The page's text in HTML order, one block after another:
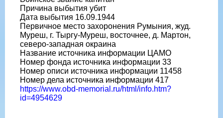
Причина выбытия убит
Дата выбытия 16.09.1944
Первичное место захоронения Румыния, жуд.
Муреш, г. Тыргу-Муреш, восточнее, д. Мартон,
северо-западная окраина
Название источника информации ЦАМО
Номер фонда источника информации 33
Номер описи источника информации 11458
Номер дела источника информации 417
https://www.obd-memorial.ru/html/info.htm?
id=4954629